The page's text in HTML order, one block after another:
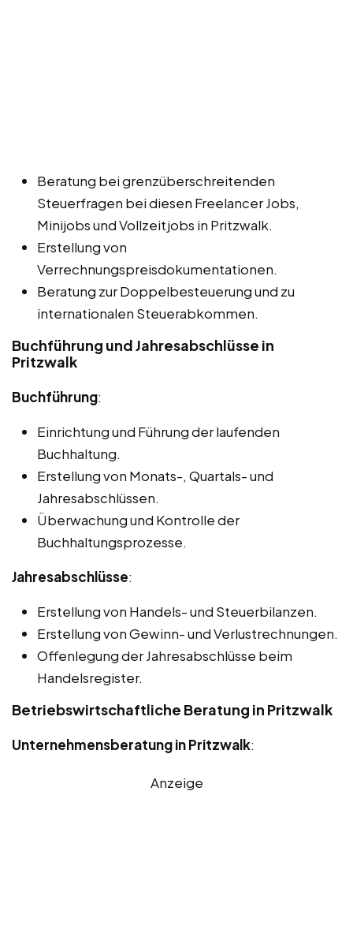
Beratung bei grenzüberschreitenden
Steuerfragen bei diesen Freelancer Jobs,
Minijobs und Vollzeitjobs in Pritzwalk.
Erstellung von
Verrechnungspreisdokumentationen.
Beratung zur Doppelbesteuerung und zu
internationalen Steuerabkommen.
Buchführung und Jahresabschlüsse in
Pritzwalk
Buchführung:
Einrichtung und Führung der laufenden
Buchhaltung.
Erstellung von Monats-, Quartals- und
Jahresabschlüssen.
Überwachung und Kontrolle der
Buchhaltungsprozesse.
Jahresabschlüsse:
Erstellung von Handels- und Steuerbilanzen.
Erstellung von Gewinn- und Verlustrechnungen.
Offenlegung der Jahresabschlüsse beim
Handelsregister.
Betriebswirtschaftliche Beratung in Pritzwalk
Unternehmensberatung in Pritzwalk:
Anzeige